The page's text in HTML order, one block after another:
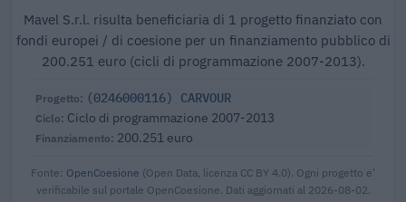
Mavel S.r.l. risulta beneficiaria di 1 progetto finanziato con
fondi europei / di coesione per un finanziamento pubblico di
200.251 euro (cicli di programmazione 2007-2013).
(0246000116) CARVOUR
Ciclo di programmazione 2007-2013
200.251 euro
Fonte: OpenCoesione (Open Data, licenza CC BY 4.0). Ogni progetto e'
verificabile sul portale OpenCoesione. Dati aggiornati al 2026-08-02.